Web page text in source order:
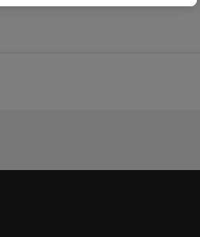
een online winkel te plaatsen
aan jou kunnen worden
cookies en vergelijkbare
elk gewenst moment in te
hier.